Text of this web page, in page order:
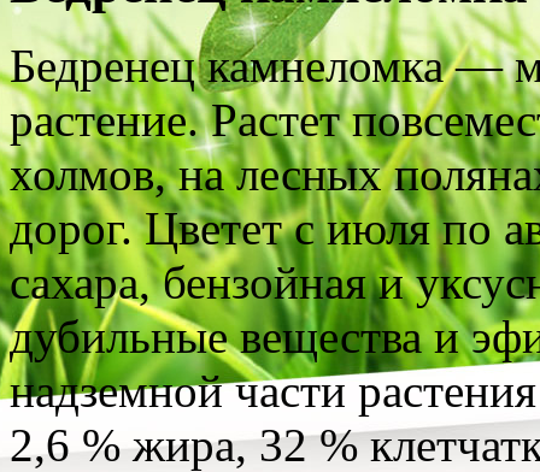
Бедренец камнеломка —
растение. Растет
холмов, на лесных
дорог. Цветет с июля по
сахара, бензойная и
дубильные вещества и
надземной части
2,6 % жира, 32 %